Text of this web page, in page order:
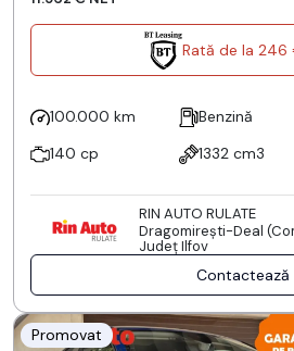
Rată de la 246
100.000 km Benzină
140 cp
1332 cm3
RIN AUTO RULATE
Dragomireşti-Deal
Județ Ilfov
Contactează
Promovat